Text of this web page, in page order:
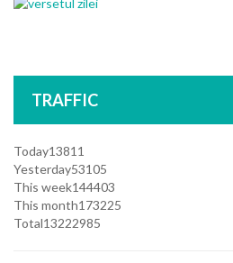
TRAFFIC
Today13811
Yesterday53105
This week144403
This month173225
Total13222985